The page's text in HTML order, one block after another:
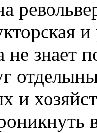
не знает
и